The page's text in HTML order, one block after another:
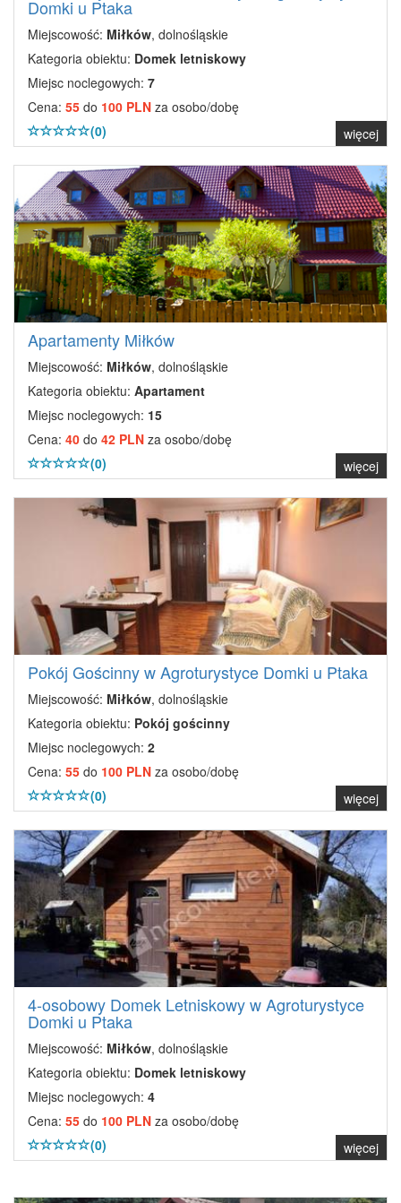
Domki u Ptaka
Miejscowość: Miłków, dolnośląskie
Kategoria obiektu: Domek letniskowy
Miejsc noclegowych: 7
Cena: 55 do 100 PLN za osobo/dobę
(0)
więcej
Apartamenty Miłków
Miejscowość: Miłków, dolnośląskie
Kategoria obiektu: Apartament
Miejsc noclegowych: 15
Cena: 40 do 42 PLN za osobo/dobę
(0)
więcej
Pokój Gościnny w Agroturystyce Domki u Ptaka
Miejscowość: Miłków, dolnośląskie
Kategoria obiektu: Pokój gościnny
Miejsc noclegowych: 2
Cena: 55 do 100 PLN za osobo/dobę
(0)
więcej
4-osobowy Domek Letniskowy w Agroturystyce
Domki u Ptaka
Miejscowość: Miłków, dolnośląskie
Kategoria obiektu: Domek letniskowy
Miejsc noclegowych: 4
Cena: 55 do 100 PLN za osobo/dobę
(0)
więcej